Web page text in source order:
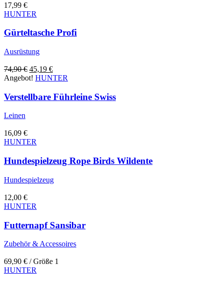
17,99 €
HUNTER
Gürteltasche Profi
Ausrüstung
74,90€ Ursprünglicher
Preis
74,90 €
45,19 €Aktueller
Preis
45,19 €.
Angebot! HUNTER
Verstellbare Führleine Swiss
Leinen
16,09 €
HUNTER
Hundespielzeug Rope Birds Wildente
Hundespielzeug
12,00 €
HUNTER
Futternapf Sansibar
Zubehör & Accessoires
69,90 € / Größe 1
HUNTER